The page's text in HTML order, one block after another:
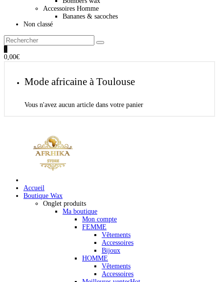
Accessoires Homme
Bananes & sacoches
Non classé
0
0,00€
Mode africaine à Toulouse
Vous n'avez aucun article dans votre panier
Accueil
Boutique Wax
Onglet produits
Ma boutique
Mon compte
FEMME
Vêtements
Accessoires
Bijoux
HOMME
Vêtements
Accessoires